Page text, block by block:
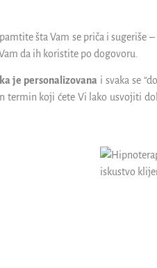
šta Vam se priča i sugeriše –
da ih koristite po dogovoru.
je personalizovana i svaka se
termin koji ćete Vi lako usvojiti